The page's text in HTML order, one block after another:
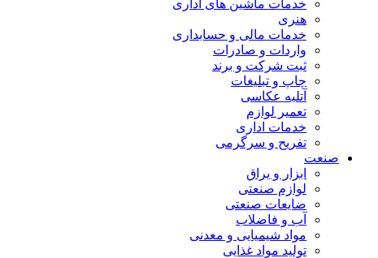
خدمات ماشین های اداری
هنری
خدمات مالی و حسابداری
واردات و صادرات
ثبت شرکت و برند
چاپ و تبلیغات
آتلیه عکاسی
تعمیر لوازم
خدمات اداری
تفریح و سرگرمی
صنعت
ابزار و یراق
لوازم صنعتی
ضایعات صنعتی
آب و فاضلاب
مواد شیمیایی و معدنی
تولید مواد غذایی